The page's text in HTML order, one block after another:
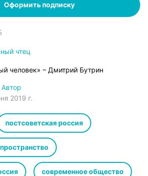
Оформить подписку
чтец
человек» – Дмитрий Бутрин
Автор
2019 г.
постсоветская россия
современное общество